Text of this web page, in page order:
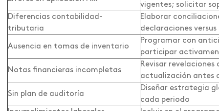
vigentes; solicitar
Diferencias contabilidad-
tributaria
Elaborar
declaraciones
Ausencia en tomas de inventario
Programar con
participar
Notas financieras incompletas
Revisar
actualización antes
Sin plan de auditoría
Diseñar estrategia
cada periodo